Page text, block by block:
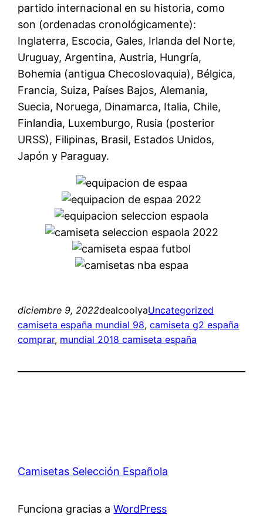
partido internacional en su historia, como
son (ordenadas cronológicamente):
Inglaterra, Escocia, Gales, Irlanda del Norte,
Uruguay, Argentina, Austria, Hungría,
Bohemia (antigua Checoslovaquia), Bélgica,
Francia, Suiza, Países Bajos, Alemania,
Suecia, Noruega, Dinamarca, Italia, Chile,
Finlandia, Luxemburgo, Rusia (posterior
URSS), Filipinas, Brasil, Estados Unidos,
Japón y Paraguay.
diciembre 9, 2022dealcoolyaUncategorized
camiseta españa mundial 98, camiseta g2 españa
comprar, mundial 2018 camiseta españa
Camisetas Selección Española
Funciona gracias aWordPress